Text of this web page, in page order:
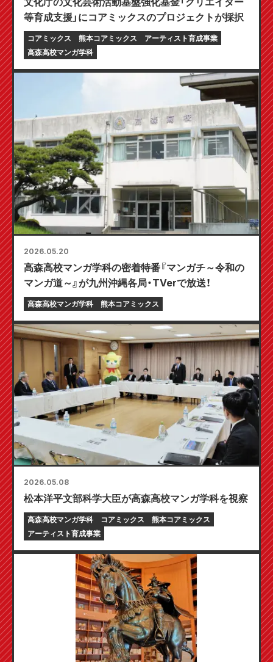
等育成支援」にコアミックスのプロジェクトが採択
コアミックス 熊本コアミックス
アーティスト育成事業
高森高校マンガ学科
2026.05.20
高森高校マンガ学科の密着特番『マンガチ～令和の
マンガ道～』が九州沖縄各局・TVerで放送！
高森高校マンガ学科 熊本コアミックス
2026.05.08
松本洋平文部科学大臣が高森高校マンガ学科を視察
高森高校マンガ学科 コアミックス
熊本コアミックス
アーティスト育成事業